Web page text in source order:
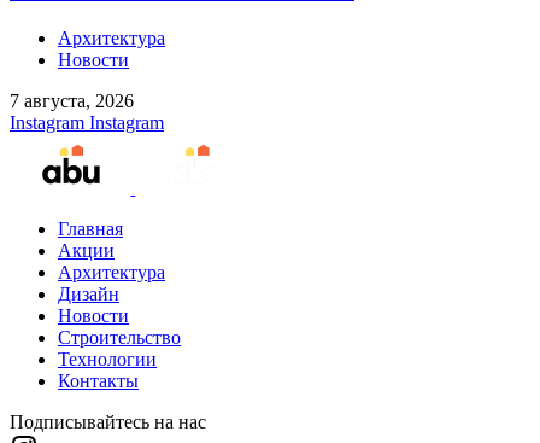
Архитектура
Новости
7 августа, 2026
Instagram Instagram
Главная
Акции
Архитектура
Дизайн
Новости
Строительство
Технологии
Контакты
Подписывайтесь на нас